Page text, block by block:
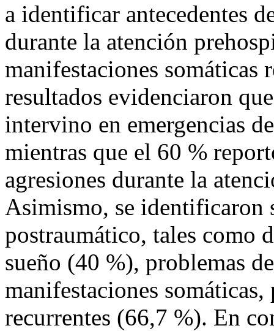
a identificar antecedentes
durante la atención
manifestaciones somáticas
resultados evidenciaron
intervino en emergencias
mientras que el 60 %
agresiones durante la
Asimismo, se identificaron
postraumático, tales como
sueño (40 %), problemas
manifestaciones
recurrentes (66,7 %). En